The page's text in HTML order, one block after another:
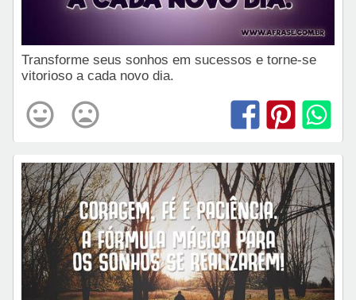
Transforme seus sonhos em sucessos e torne-se
vitorioso a cada novo dia.